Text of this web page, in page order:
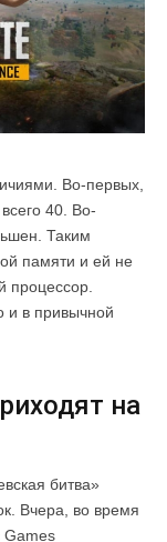
Во-первых,
40. Во-
Таким
памяти и ей не
процессор.
и в привычной
на
битва»
Вчера, во время
Games